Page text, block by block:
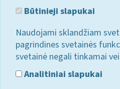
Būtinieji slapukai
Naudojami sklandžiam
pagrindines svetainės
svetainė negali tinkamai
Analitiniai slapukai